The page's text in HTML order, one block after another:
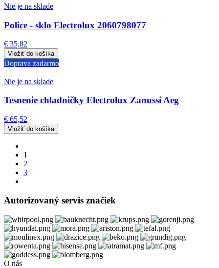
Nie je na sklade
Police - sklo Electrolux 2060798077
€ 35,82
Doprava zadarmo
Nie je na sklade
Tesnenie chladničky Electrolux Zanussi Aeg
€ 65,52
1
2
3
Autorizovaný servis značiek
O nás